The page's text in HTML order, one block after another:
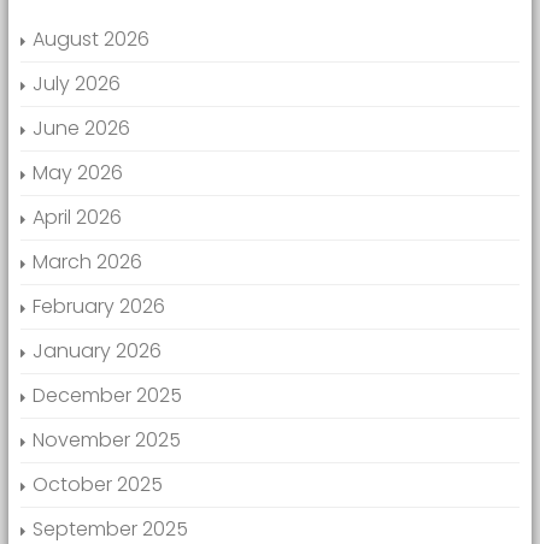
August 2026
July 2026
June 2026
May 2026
April 2026
March 2026
February 2026
January 2026
December 2025
November 2025
October 2025
September 2025